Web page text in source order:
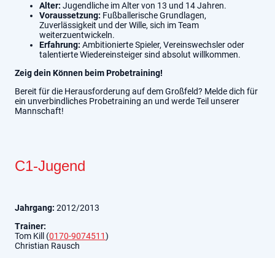
Alter: Jugendliche im Alter von 13 und 14 Jahren.
Voraussetzung: Fußballerische Grundlagen,
Zuverlässigkeit und der Wille, sich im Team
weiterzuentwickeln.
Erfahrung: Ambitionierte Spieler, Vereinswechsler oder
talentierte Wiedereinsteiger sind absolut willkommen.
Zeig dein Können beim Probetraining!
Bereit für die Herausforderung auf dem Großfeld? Melde dich für
ein unverbindliches Probetraining an und werde Teil unserer
Mannschaft!
C1-Jugend
Jahrgang: 2012/2013
Trainer:
Tom Kill (0170-9074511)
Christian Rausch